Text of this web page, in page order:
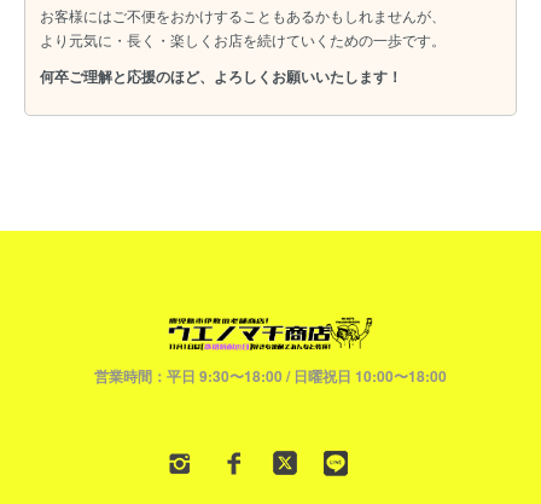
お客様にはご不便をおかけすることもあるかもしれませんが、
より元気に・長く・楽しくお店を続けていくための一歩です。
何卒ご理解と応援のほど、よろしくお願いいたします！
営業時間：平日 9:30〜18:00 / 日曜祝日 10:00〜18:00